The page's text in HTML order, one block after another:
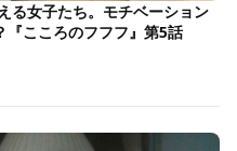
る女子たち。モチベーション
こころのフフフ』第5話